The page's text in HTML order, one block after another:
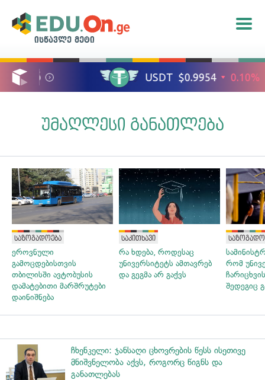
ისწავლე მეტი
უმაღლესი განათლება
საზოგადოება
ეროვნული
გამოცდებისთვის
თბილისში ავტობუსის
დამატებითი მარშრუტები
დაინიშნება
საკითხავი
რა ხდება, როდესაც
უნივერსიტეტს ამთავრებ
და გეგმა არ გაქვს
რომ
შედეგიც
ჩხენკელი: ჯანსაღი ცხოვრების წესს ისეთივე
მნიშვნელობა აქვს, როგორც წიგნს და
განათლებას